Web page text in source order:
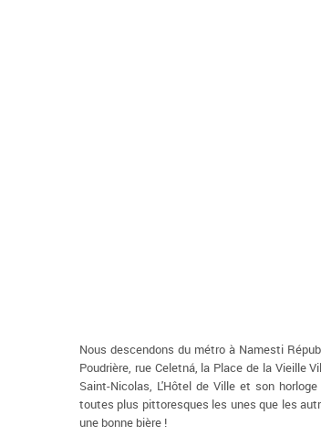
Nous descendons du métro à Namesti
Poudrière, rue Celetná, la Place de la Vieille
Saint-Nicolas, L'Hôtel de Ville et son
toutes plus pittoresques les unes que les
une bonne bière !